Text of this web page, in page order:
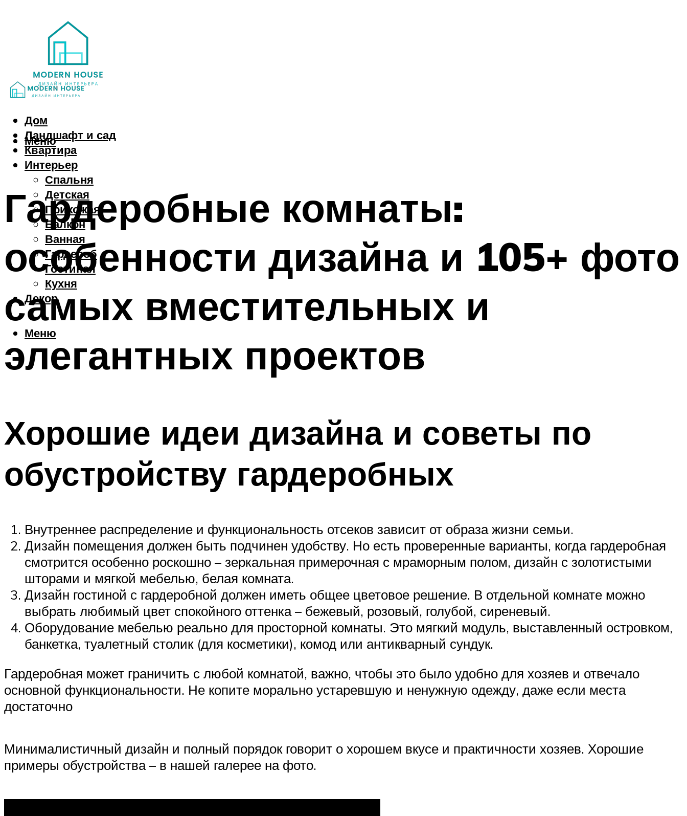
Дом
Ландшафт и сад
Квартира
Интерьер
Спальня
Детская
Прихожая
Балкон
Ванная
Гардероб
Гостиная
Кухня
Декор
Меню
Меню
Гардеробные комнаты:
особенности дизайна и 105+ фото
самых вместительных и
элегантных проектов
Хорошие идеи дизайна и советы по
обустройству гардеробных
Внутреннее распределение и функциональность отсеков зависит от образа жизни семьи.
Дизайн помещения должен быть подчинен удобству. Но есть проверенные варианты, когда гардеробная
смотрится особенно роскошно – зеркальная примерочная с мраморным полом, дизайн с золотистыми
шторами и мягкой мебелью, белая комната.
Дизайн гостиной с гардеробной должен иметь общее цветовое решение. В отдельной комнате можно
выбрать любимый цвет спокойного оттенка – бежевый, розовый, голубой, сиреневый.
Оборудование мебелью реально для просторной комнаты. Это мягкий модуль, выставленный островком,
банкетка, туалетный столик (для косметики), комод или антикварный сундук.
Гардеробная может граничить с любой комнатой, важно, чтобы это было удобно для хозяев и отвечало
основной функциональности. Не копите морально устаревшую и ненужную одежду, даже если места
достаточно
Минималистичный дизайн и полный порядок говорит о хорошем вкусе и практичности хозяев. Хорошие
примеры обустройства – в нашей галерее на фото.